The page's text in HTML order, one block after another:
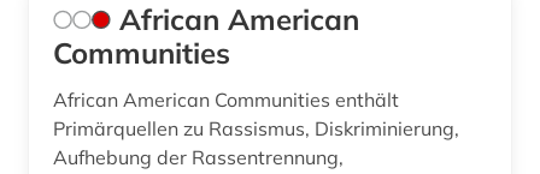
edition (2)
einsprachiges wörterbuch (1)
African American
Communities
African American Communities enthält
Primärquellen zu Rassismus, Diskriminierung,
Aufhebung der Rassentrennung,